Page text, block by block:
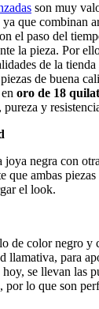
son muy
que combinan
el paso del
la pieza. Por
de la tienda
de buena
oro de 18
y
joya negra con
que ambas piezas
el look.
de color negro y
llamativa, para
se llevan las
lo que son